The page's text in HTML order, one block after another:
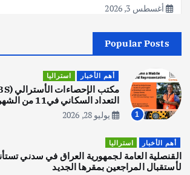
أغسطس 3, 2026
2
اصبح بطلاً لأستراليا
يوليو 30, 2026
3
يوليو 30, 2026
Popular Posts
1
أهم الأخبار استراليا
التعداد السكاني في11 من الشهر المقبل
يوليو 28, 2026
أهم الأخبار استراليا
القنصلية العامة لجمهورية العراق في سدني
لأستقبال المراجعين بمقرها الجديد